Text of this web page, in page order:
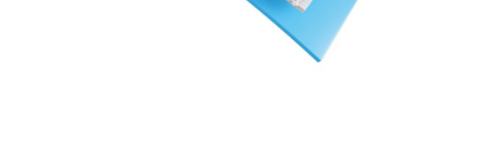
Бассейн каркасный
260х160х65см Intex 28271